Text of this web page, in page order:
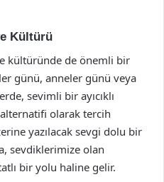
Kültürü
kültüründe de önemli bir
günü, anneler günü veya
sevimli bir ayıcıklı
olarak tercih
yazılacak sevgi dolu bir
sevdiklerimize olan
bir yolu haline gelir.